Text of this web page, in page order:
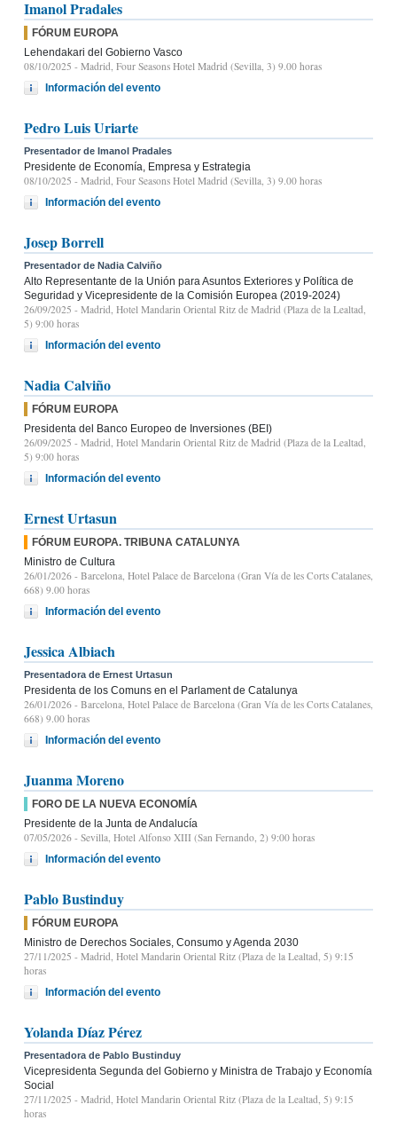
Imanol Pradales
FÓRUM EUROPA
Lehendakari del Gobierno Vasco
08/10/2025 - Madrid, Four Seasons Hotel Madrid (Sevilla, 3) 9.00 horas
Información del evento
Pedro Luis Uriarte
Presentador de Imanol Pradales
Presidente de Economía, Empresa y Estrategia
08/10/2025 - Madrid, Four Seasons Hotel Madrid (Sevilla, 3) 9.00 horas
Información del evento
Josep Borrell
Presentador de Nadia Calviño
Alto Representante de la Unión para Asuntos Exteriores y Política de
Seguridad y Vicepresidente de la Comisión Europea (2019-2024)
26/09/2025 - Madrid, Hotel Mandarin Oriental Ritz de Madrid (Plaza de la Lealtad,
5) 9:00 horas
Información del evento
Nadia Calviño
FÓRUM EUROPA
Presidenta del Banco Europeo de Inversiones (BEI)
26/09/2025 - Madrid, Hotel Mandarin Oriental Ritz de Madrid (Plaza de la Lealtad,
5) 9:00 horas
Información del evento
Ernest Urtasun
FÓRUM EUROPA. TRIBUNA CATALUNYA
Ministro de Cultura
26/01/2026 - Barcelona, Hotel Palace de Barcelona (Gran Vía de les Corts Catalanes,
668) 9.00 horas
Información del evento
Jessica Albiach
Presentadora de Ernest Urtasun
Presidenta de los Comuns en el Parlament de Catalunya
26/01/2026 - Barcelona, Hotel Palace de Barcelona (Gran Vía de les Corts Catalanes,
668) 9.00 horas
Información del evento
Juanma Moreno
FORO DE LA NUEVA ECONOMÍA
Presidente de la Junta de Andalucía
07/05/2026 - Sevilla, Hotel Alfonso XIII (San Fernando, 2) 9:00 horas
Información del evento
Pablo Bustinduy
FÓRUM EUROPA
Ministro de Derechos Sociales, Consumo y Agenda 2030
27/11/2025 - Madrid, Hotel Mandarin Oriental Ritz (Plaza de la Lealtad, 5) 9:15
horas
Información del evento
Yolanda Díaz Pérez
Presentadora de Pablo Bustinduy
Vicepresidenta Segunda del Gobierno y Ministra de Trabajo y Economía
Social
27/11/2025 - Madrid, Hotel Mandarin Oriental Ritz (Plaza de la Lealtad, 5) 9:15
horas